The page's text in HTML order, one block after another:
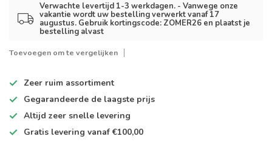
Verwachte levertijd 1-3 werkdagen. - Vanwege onze
vakantie wordt uw bestelling verwerkt vanaf 17
augustus. Gebruik kortingscode: ZOMER26 en plaatst je
bestelling alvast
Toevoegen om te vergelijken
Zeer ruim assortiment
Gegarandeerde de laagste prijs
Altijd zeer snelle levering
Gratis levering vanaf €100,00